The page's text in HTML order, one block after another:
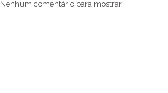
Nenhum comentário para mostrar.